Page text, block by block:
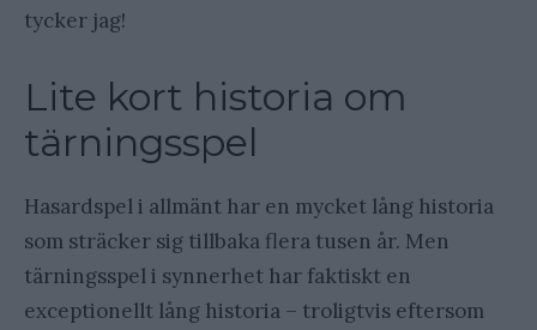
tycker jag!
Lite kort historia om
tärningsspel
Hasardspel i allmänt har en mycket lång historia
som sträcker sig tillbaka flera tusen år. Men
tärningsspel i synnerhet har faktiskt en
exceptionellt lång historia – troligtvis eftersom